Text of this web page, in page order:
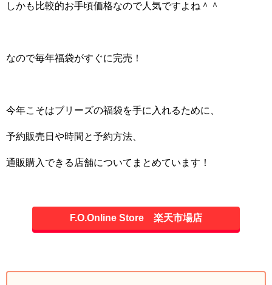
しかも比較的お手頃価格なので人気ですよね＾＾
なので毎年福袋がすぐに完売！
今年こそはブリーズの福袋を手に入れるために、
予約販売日や時間と予約方法、
通販購入できる店舗についてまとめています！
F.O.Online Store 楽天市場店